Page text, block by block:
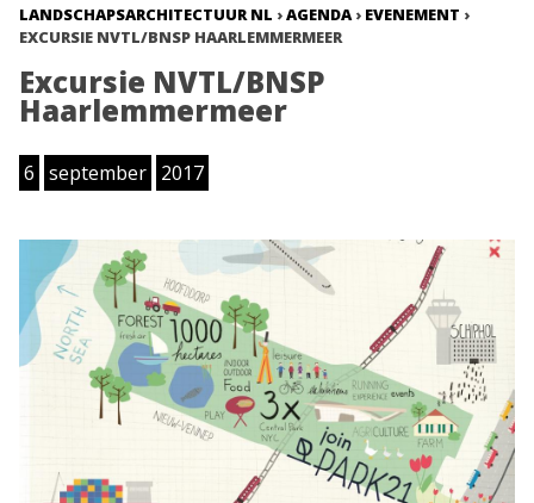
LANDSCHAPSARCHITECTUUR NL ›AGENDA› EVENEMENT ›
EXCURSIE NVTL/BNSP HAARLEMMERMEER
Excursie NVTL/BNSP
Haarlemmermeer
6 september 2017